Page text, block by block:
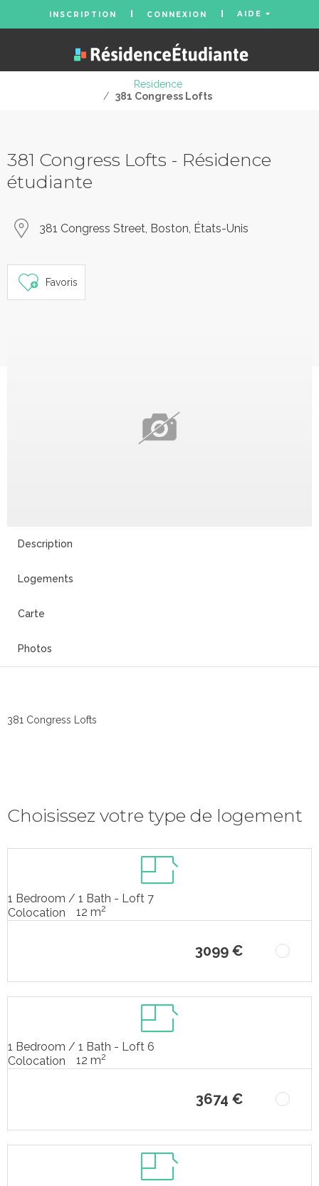
INSCRIPTION CONNEXION AIDE
Residence
/ 381 Congress Lofts
381 Congress Lofts - Résidence
étudiante
381 Congress Street, Boston, États-Unis
Favoris
Description
Logements
Carte
Photos
381 Congress Lofts
Choisissez votre type de logement
1 Bedroom / 1 Bath - Loft 7
Colocation
12 m2
3099 €
1 Bedroom / 1 Bath - Loft 6
Colocation
12 m2
3674 €